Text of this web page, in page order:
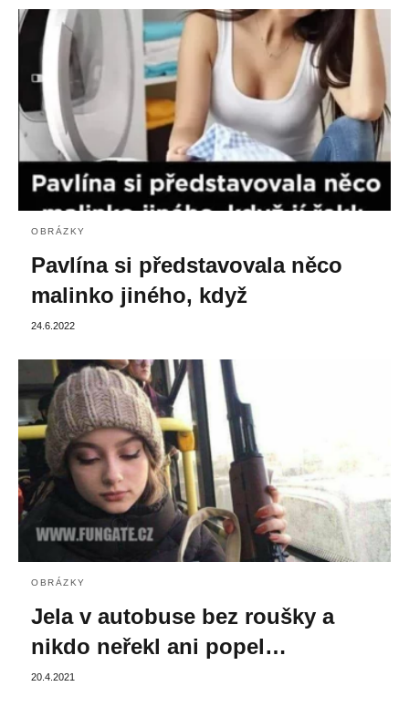
OBRÁZKY
Pavlína si představovala něco
malinko jiného, když
24.6.2022
OBRÁZKY
Jela v autobuse bez roušky a
nikdo neřekl ani popel…
20.4.2021